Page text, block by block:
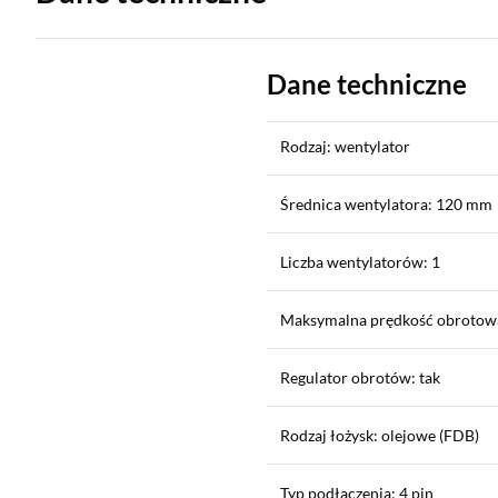
Dane techniczne
Rodzaj: wentylator
Średnica wentylatora: 120 mm
Liczba wentylatorów: 1
Maksymalna prędkość
Regulator obrotów: tak
Rodzaj łożysk: olejowe (FDB)
Typ podłączenia: 4 pin